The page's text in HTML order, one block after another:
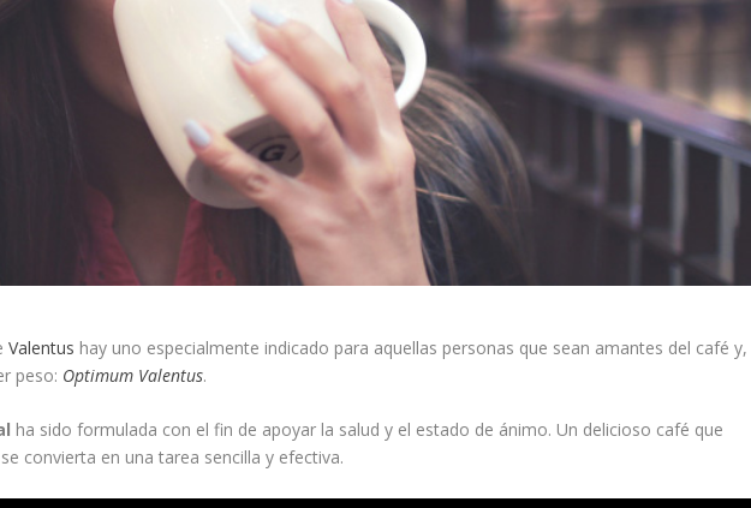
Valentus hay uno especialmente indicado para aquellas personas que sean amantes del café y,
peso: Optimum Valentus.
ha sido formulada con el fin de apoyar la salud y el estado de ánimo. Un delicioso café que
convierta en una tarea sencilla y efectiva.